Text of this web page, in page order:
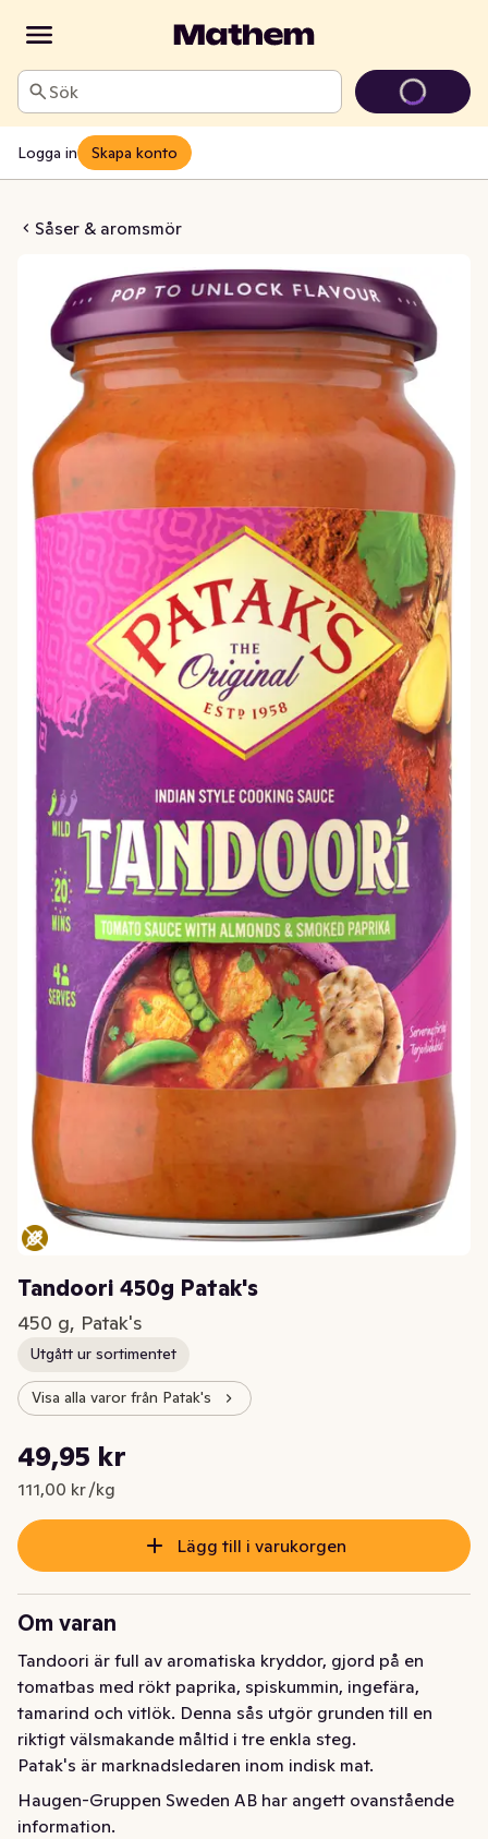
Sök
Logga in Skapa konto
Såser & aromsmör
450g Patak's
Tandoori 450g Patak's
450 g, Patak's
Utgått ur sortimentet
Visa alla varor från Patak's
Nuvarande pris är: 49,95 kr
49,95 kr
111,00 kr /kg
Styckpris: 111,00 kr /kg
Lägg till i varukorgen
Om varan
Tandoori är full av aromatiska kryddor, gjord på en
tomatbas med rökt paprika, spiskummin, ingefära,
tamarind och vitlök. Denna sås utgör grunden till en
riktigt välsmakande måltid i tre enkla steg.
Patak's är marknadsledaren inom indisk mat.
Haugen-Gruppen Sweden AB har angett ovanstående
information.